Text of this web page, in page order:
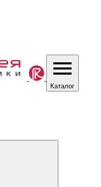
Каталог